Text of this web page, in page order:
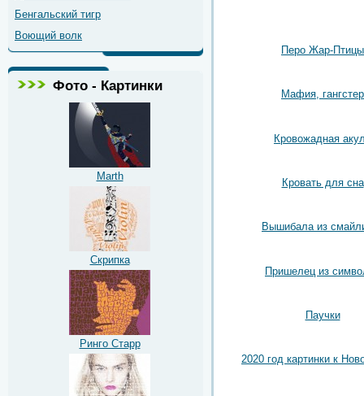
Бенгальский тигр
Воющий волк
Фото - Картинки
Marth
Скрипка
Ринго Старр
Перо Жар-Птицы
Мафия, гангстер
Кровожадная
Кровать для сна
Вышибала из
Пришелец из
Паучки
2020 год картинки к